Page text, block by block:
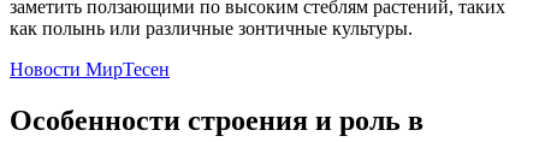
заметить ползающими по высоким стеблям растений, таких
как полынь или различные зонтичные культуры.
Новости МирТесен
Особенности строения и роль в